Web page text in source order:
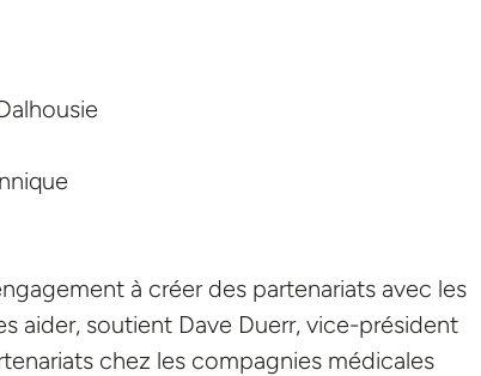
à créer des partenariats avec les
aider, soutient Dave Duerr, vice-président
chez les compagnies médicales